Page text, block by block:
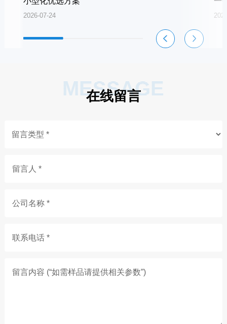
2026-07-24
MESSAGE
在线留言
留言人 *
公司名称 *
联系电话 *
留言内容 (“如需样品请提供相关参数”)